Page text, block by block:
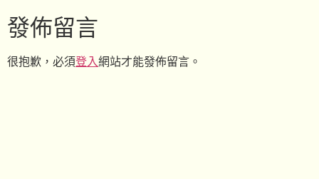
發佈留言
很抱歉，必須登入網站才能發佈留言。